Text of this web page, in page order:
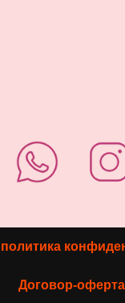
Договор-оферта